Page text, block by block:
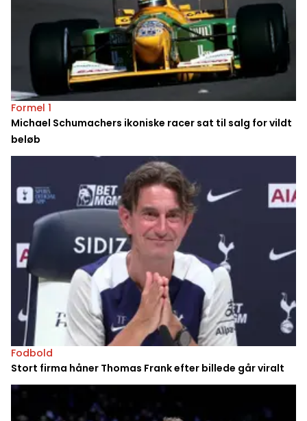
Formel 1
Michael Schumachers ikoniske racer sat til salg for vildt
beløb
Fodbold
Stort firma håner Thomas Frank efter billede går viralt